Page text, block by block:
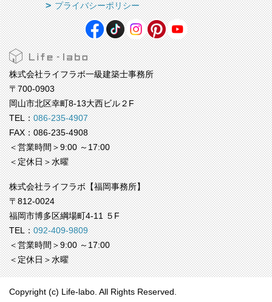
プライバシーポリシー
株式会社ライフラボ一級建築士事務所
〒700-0903
岡山市北区幸町8-13大西ビル２F
TEL：086-235-4907
FAX：086-235-4908
＜営業時間＞9:00 ～17:00
＜定休日＞水曜
株式会社ライフラボ【福岡事務所】
〒812-0024
福岡市博多区綱場町4-11 ５F
TEL：092-409-9809
＜営業時間＞9:00 ～17:00
＜定休日＞水曜
Copyright (c) Life-labo. All Rights Reserved.